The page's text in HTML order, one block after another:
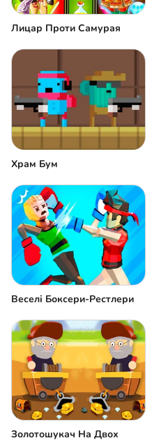
Лицар Проти Самурая
Храм Бум
Веселі Боксери-Рестлери
Золотошукач На Двох